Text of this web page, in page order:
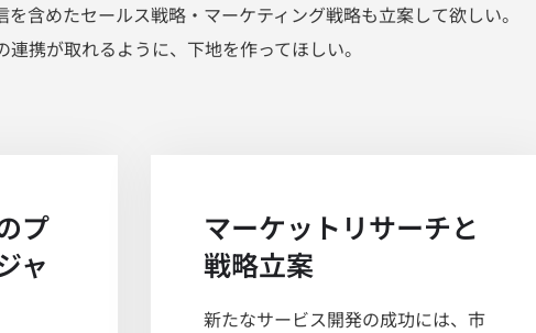
含めたセールス戦略・マーケティング戦略も立案して欲しい。
携が取れるように、下地を作ってほしい。
プ
ャ
マーケットリサーチと
戦略立案
新たなサービス開発の成功には、市